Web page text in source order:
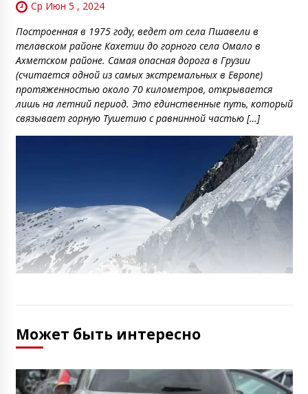
Ср Июн 5 , 2024
Построенная в 1975 году, ведет от села Пшавели в
телавском районе Кахетии до горного села Омало в
Ахметском районе. Самая опасная дорога в Грузии
(считается одной из самых экстремальных в Европе)
протяженностью около 70 километров, открывается
лишь на летний период. Это единственные путь, который
связывает горную Тушетию с равнинной частью […]
Может быть интересно